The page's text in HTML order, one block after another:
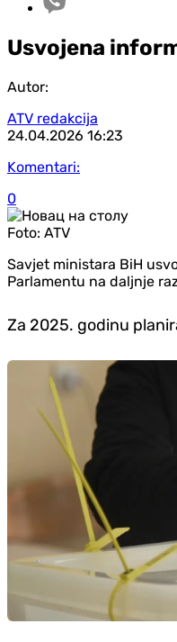
Usvojena
Autor:
ATV redakcija
24.04.2026 16:23
Komentari:
0
Foto: ATV
Savjet ministara BiH
Parlamentu na daljnje
Za 2025. godinu